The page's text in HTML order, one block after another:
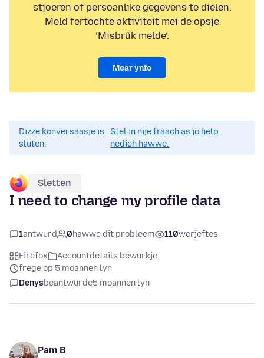
stjoeren of persoanlike gegevens te dielen.
Meld fertochte aktiviteit mei de opsje
‘Misbrûk melde’.
Mear ynfo
Dizze konversaasje is
sluten.
Stel in nije fraach as jo help
nedich hawwe.
Sletten
I need to change my profile data
1antwurd 0hawwe dit probleem 110werjeftes
Firefox
Accountdetails bewurkje
frege op 5 moannen lyn
Denysbeäntwurde5 moannen lyn
Pam B